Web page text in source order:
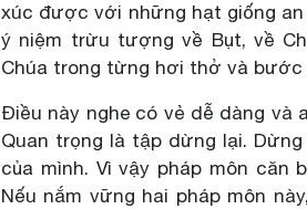
xúc được với những hạt giống
ý niệm trừu tượng về Bụt, về
Chúa trong từng hơi thở và bước
Điều này nghe có vẻ dễ dàng và
Quan trọng là tập dừng lại.
của mình. Vì vậy pháp môn
Nếu nắm vững hai pháp môn